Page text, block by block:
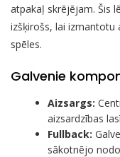
atpakaļ skrējējam. Šis
izšķirošs, lai izmantotu
spēles.
Galvenie
Aizsargs:
aizsardzības
Fullback:
sākotnējo